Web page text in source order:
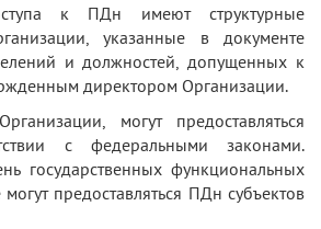
к ПДн имеют структурные
указанные в документе
и должностей, допущенных к
директором Организации.
могут предоставляться
с федеральными законами.
государственных функциональных
предоставляться ПДн субъектов